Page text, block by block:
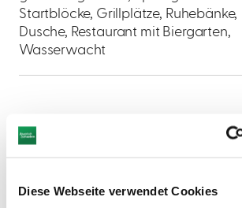
Diese Webseite verwendet Cookies
Startblöcke, Grillplätze, Ruhebänke,
Dusche, Restaurant mit Biergarten,
Wasserwacht